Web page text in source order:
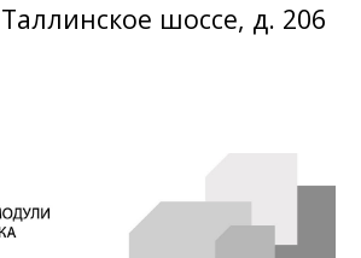
Таллинское шоссе, д. 206